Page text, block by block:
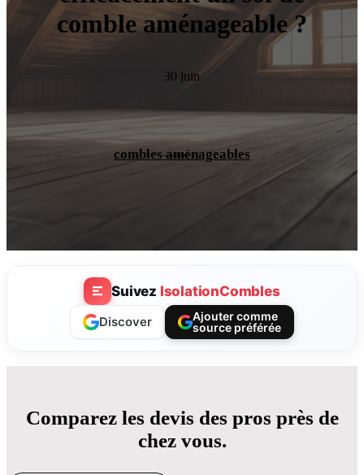
comble aménageable ?
30 juin
combles aménageables
Suivez IsolationCombles
Discover
Ajouter comme
source préférée
Comparez les devis des pros près de
chez vous.